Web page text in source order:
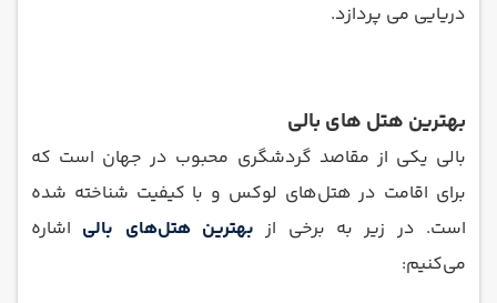
دریایی می پردازد.
بهترین هتل های بالی
بالی یکی از مقاصد گردشگری محبوب در جهان است که
برای اقامت در هتل‌های لوکس و با کیفیت شناخته شده
است. در زیر به برخی از بهترین هتل‌های بالی اشاره
می‌کنیم: